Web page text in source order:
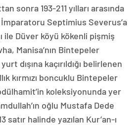
sonra 193-211 yılları arasında
Septimius Severus’a
ile Düver köyü kökenli pişmiş
Manisa’nın Bintepeler
dışına kaçırıldığı belirlenen
kırmızı boncuklu Bintepeler
koleksiyonunda yer
oğlu Mustafa Dede
satır halinde yazılan Kur’an-ı